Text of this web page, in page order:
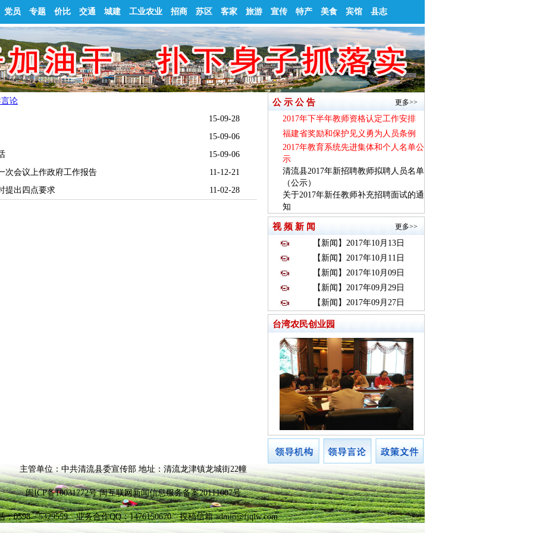
党员 专题 价比 交通 城建 工业农业 招商 苏区 客家 旅游 宣传 特产 美食 宾馆 县志
论
15-09-28
15-09-06
15-09-06
次会议上作政府工作报告
11-12-21
提出四点要求
11-02-28
公 示 公 告 更多>>
2017年下半年教师资格认定工作安排
福建省奖励和保护见义勇为人员条例
2017年教育系统先进集体和个人名单公
示
清流县2017年新招聘教师拟聘人员名单
（公示）
关于2017年新任教师补充招聘面试的通
知
视 频 新 闻 更多>>
【新闻】2017年10月13日
【新闻】2017年10月11日
【新闻】2017年10月09日
【新闻】2017年09月29日
【新闻】2017年09月27日
台湾农民创业园
主管单位：中共清流县委宣传部 地址：清流龙津镇龙城街22幢
闽ICP备10031772号 闽互联网新闻信息服务备案20111007号
：0598－5329559 业务合作QQ：1476150670 投稿信箱:admin@fjqlw.com